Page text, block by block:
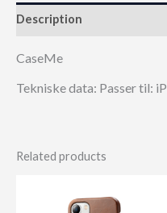
Description
CaseMe
Tekniske data: Passer til:
Related products